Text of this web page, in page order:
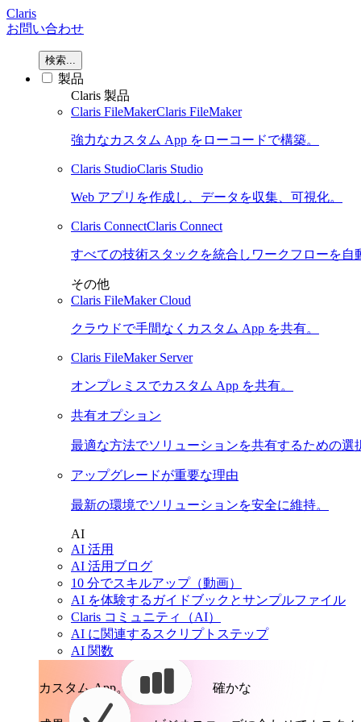
Claris
お問い合わせ
検索...
製品
Claris 製品
Claris FileMakerClaris FileMaker
強力なカスタム App をローコードで構築。
Claris StudioClaris Studio
Web アプリを作成し、データを収集、可視化。
Claris ConnectClaris Connect
すべての技術スタックを統合しワークフローを自
その他
Claris FileMaker Cloud
クラウドで手間なくカスタム App を共有。
Claris FileMaker Server
オンプレミスでカスタム App を共有。
共有オプション
最適な方法でソリューションを共有するための選
アップグレードが重要な理由
最新の環境でソリューションを安全に維持。
AI
AI 活用
AI 活用ブログ
10 分でスキルアップ（動画）
AI を体験するガイドブックとサンプルファイル
Claris コミュニティ（AI）
AI に関連するスクリプトステップ
AI 関数
カスタム App。 確かな